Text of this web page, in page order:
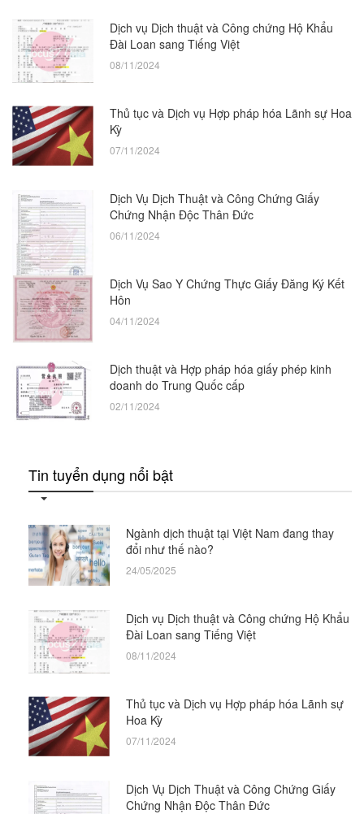
Dịch vụ Dịch thuật và Công chứng Hộ Khẩu
Đài Loan sang Tiếng Việt
08/11/2024
Thủ tục và Dịch vụ Hợp pháp hóa Lãnh sự Hoa
Kỳ
07/11/2024
Dịch Vụ Dịch Thuật và Công Chứng Giấy
Chứng Nhận Độc Thân Đức
06/11/2024
Dịch Vụ Sao Y Chứng Thực Giấy Đăng Ký Kết
Hôn
04/11/2024
Dịch thuật và Hợp pháp hóa giấy phép kinh
doanh do Trung Quốc cấp
02/11/2024
Tin tuyển dụng nổi bật
Ngành dịch thuật tại Việt Nam đang thay
đổi như thế nào?
24/05/2025
Dịch vụ Dịch thuật và Công chứng Hộ Khẩu
Đài Loan sang Tiếng Việt
08/11/2024
Thủ tục và Dịch vụ Hợp pháp hóa Lãnh sự
Hoa Kỳ
07/11/2024
Dịch Vụ Dịch Thuật và Công Chứng Giấy
Chứng Nhận Độc Thân Đức